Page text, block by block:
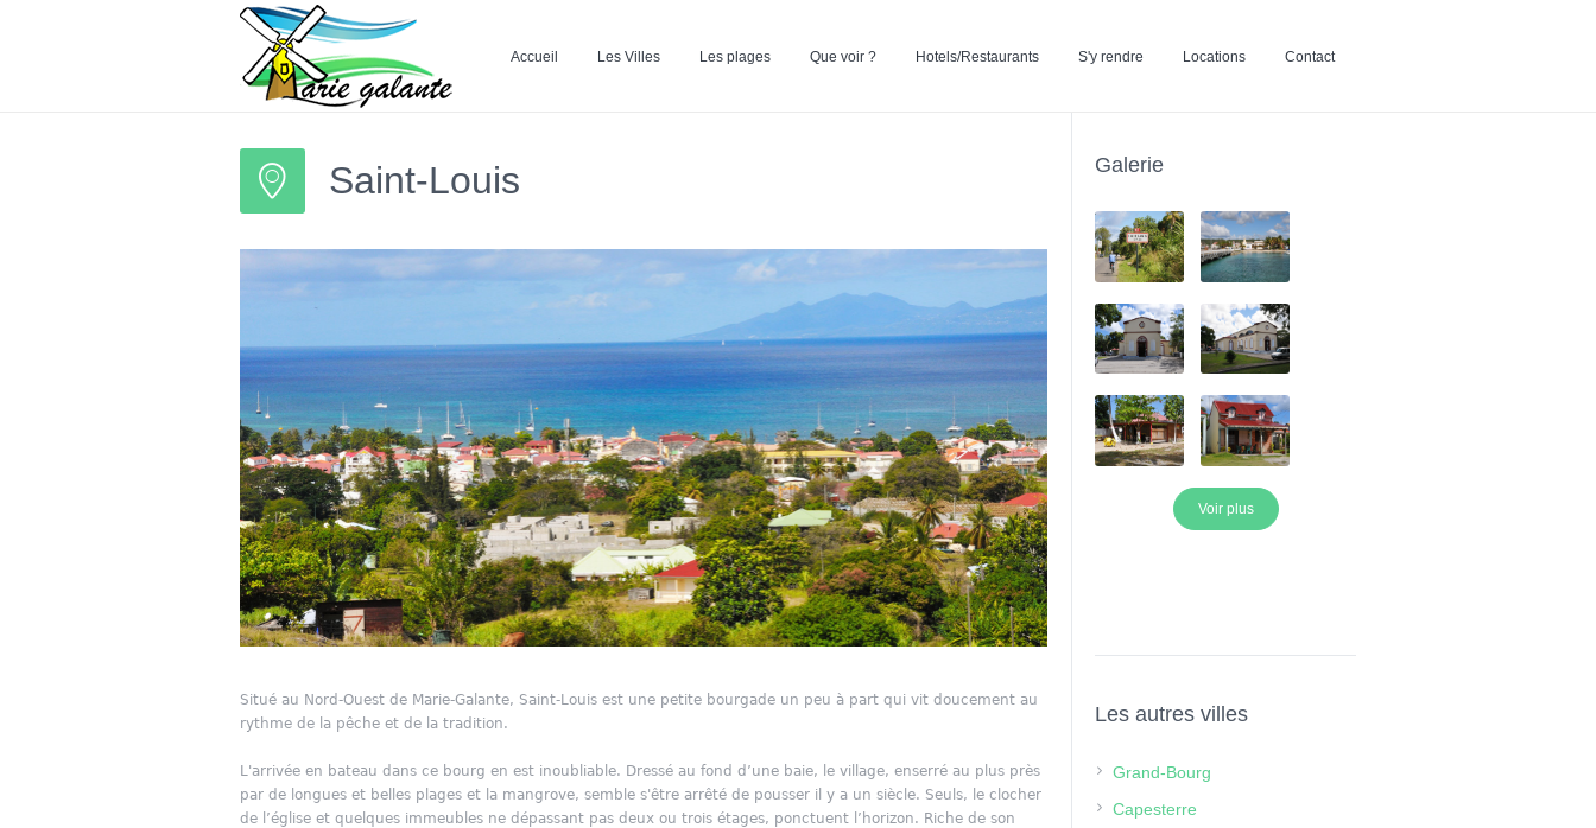
Accueil Les Villes Les plages Que voir ? Hotels/Restaurants S'y rendre Locations Contact
Saint-Louis
Situé au Nord-Ouest de Marie-Galante, Saint-Louis est une petite bourgade un peu à part qui vit doucement au
rythme de la pêche et de la tradition.
L'arrivée en bateau dans ce bourg en est inoubliable. Dressé au fond d’une baie, le village, enserré au plus près
par de longues et belles plages et la mangrove, semble s'être arrêté de pousser il y a un siècle. Seuls, le clocher
de l’église et quelques immeubles ne dépassant pas deux ou trois étages, ponctuent l’horizon. Riche de son
Galerie
Voir plus
Les autres villes
Grand-Bourg
Capesterre